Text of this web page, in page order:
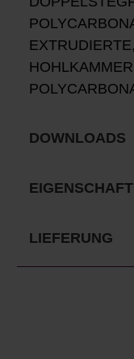
DOWNLOADS
LIEFERUNG